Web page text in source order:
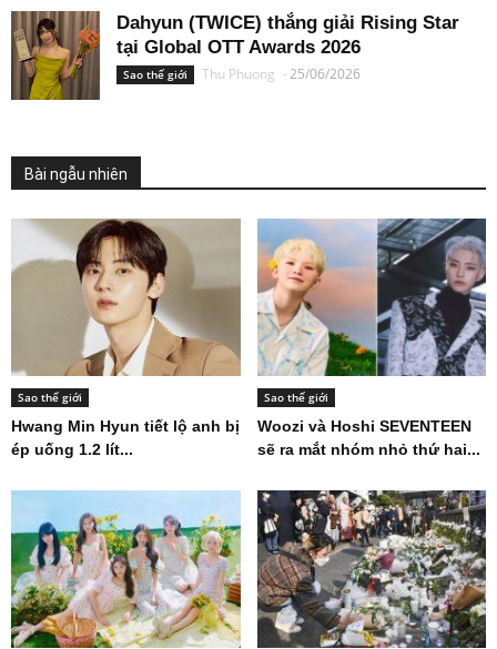
Dahyun (TWICE) thắng giải Rising Star
tại Global OTT Awards 2026
Sao thế giới Thu Phuong -25/06/2026
Bài ngẫu nhiên
Sao thế giới
Hwang Min Hyun tiết lộ anh bị
ép uống 1.2 lít...
Sao thế giới
Woozi và Hoshi SEVENTEEN
sẽ ra mắt nhóm nhỏ thứ hai...